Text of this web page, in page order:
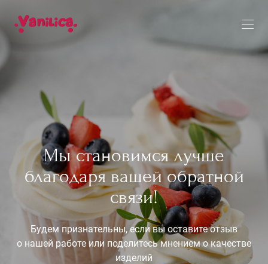
Мы становимся лучше
благодаря вашей обратной
связи!
Будем признательны, если вы оставите отзыв
о нашей работе или поделитесь мнением о качестве
изделий